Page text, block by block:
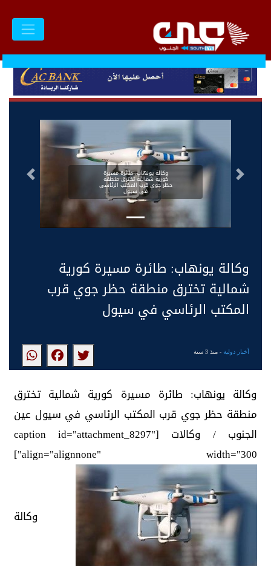
وكالة يونهاب: طائرة مسيرة
كورية شمالية تخترق منطقة
حظر جوي قرب المكتب الرئاسي
في سيول
التالى السابق
وكالة يونهاب: طائرة مسيرة كورية
شمالية تخترق منطقة حظر جوي قرب
المكتب الرئاسي في سيول
أخبار دولية- منذ 3 سنة
وكالة يونهاب: طائرة مسيرة كورية شمالية تخترق
منطقة حظر جوي قرب المكتب الرئاسي في سيول عين
الجنوب / وكالات [caption id="attachment_8297"
align="alignnone" width="300"]
وكالة